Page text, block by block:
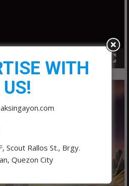
WITH
US!
Scout Rallos St., Brgy.
Quezon City